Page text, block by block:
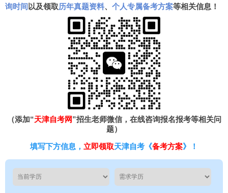
询时间 以及领取历年真题资料、 个人专属备考方案等相关信息！
（添加“天津自考网”招生老师微信，在线咨询报名报考等相关问
题）
填写下方信息， 立即领取天津自考《备考方案》！